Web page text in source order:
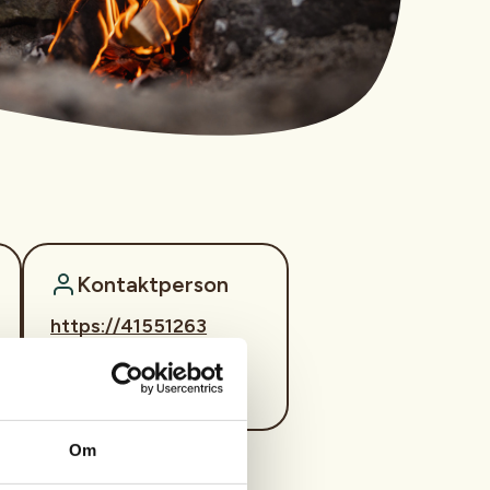
Om
Kontaktperson
https://41551263
tore.gullik.dokken@g
mail.com